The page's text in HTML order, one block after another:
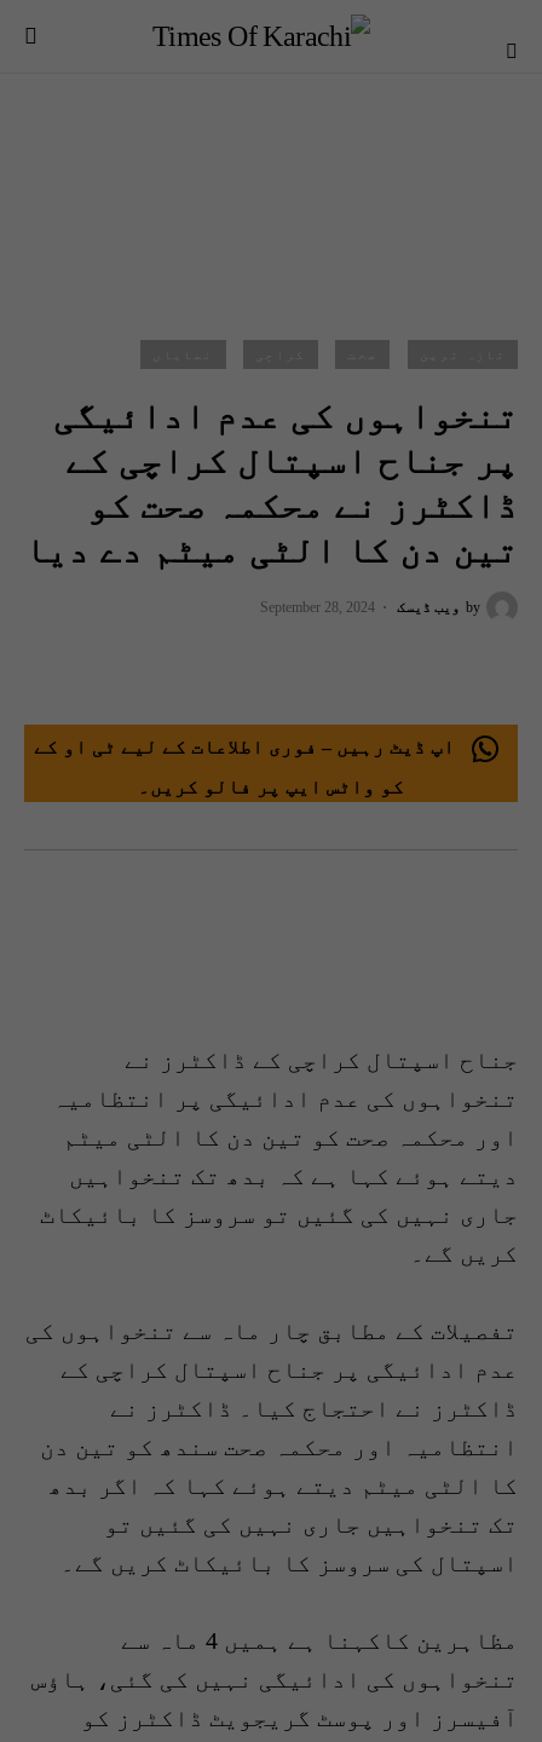
تنخواہوں کی عدم ادائیگی
پر جناح اسپتال کراچی کے
ڈاکٹرز نے محکمہ صحت کو
تین دن کا الٹی میٹم دے دیا
by ویب ڈیسک September 28, 2024
اپ ڈیٹ رہیں – فوری اطلاعات کے لیے ٹی او کے
کو واٹس ایپ پر فالو کریں۔
جناح اسپتال کراچی کے ڈاکٹرز نے
تنخواہوں کی عدم ادائیگی پر انتظامیہ
اور محکمہ صحت کو تین دن کا الٹی میٹم
دیتے ہوئے کہا ہے کہ بدھ تک تنخواہیں
جاری نہیں کی گئیں تو سروسز کا بائیکاٹ
کریں گے۔
تفصیلات کے مطابق چار ماہ سے تنخواہوں کی
عدم ادائیگی پر جناح اسپتال کراچی کے
ڈاکٹرز نے احتجاج کیا۔ ڈاکٹرز نے
انتظامیہ اور محکمہ صحت سندھ کو تین دن
کا الٹی میٹم دیتے ہوئے کہا کہ اگر بدھ
تک تنخواہیں جاری نہیں کی گئیں تو
اسپتال کی سروسز کا بائیکاٹ کریں گے۔
مظاہرین کاکہنا ہے ہمیں 4 ماہ سے
تنخواہوں کی ادائیگی نہیں کی گئی، ہاؤس
آفیسرز اور پوسٹ گریجویٹ ڈاکٹرز کو